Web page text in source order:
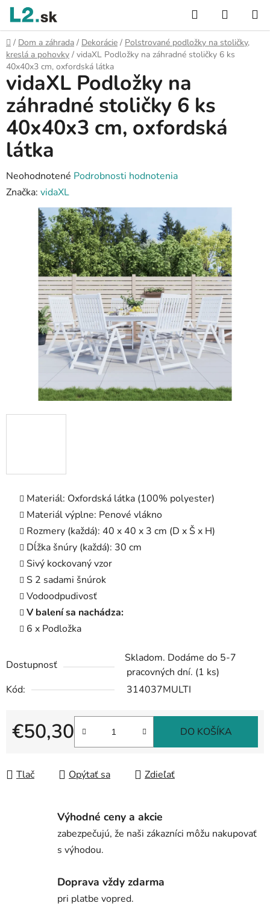
Prejsť
obsah
Hľadať
KOŠÍK
Domov
/ Dom a záhrada / Dekorácie / Polstrované podložky na stoličky,
kreslá a pohovky / vidaXL Podložky na záhradné stoličky 6 ks
40x40x3 cm, oxfordská látka
Materiál: Oxfordská látka (100% polyester)
Materiál výplne: Penové vlákno
Rozmery (každá): 40 x 40 x 3 cm (D x Š x H)
Dĺžka šnúry (každá): 30 cm
Sivý kockovaný vzor
S 2 sadami šnúrok
Vodoodpudivosť
V balení sa nachádza:
6 x Podložka
Dostupnosť
Skladom. Dodáme do 5-7
pracovných dní. (1 ks)
Kód:
314037MULTI
€50,30
Jednotková cena:
DO KOŠÍKA
Tlač Opýtať sa Zdieľať
vidaXL Podložky na
záhradné stoličky 6 ks
40x40x3 cm, oxfordská
látka
Priemerné
hodnotenie
produktu
hviezdičiek.
Neohodnotené Podrobnosti hodnotenia
Značka: vidaXL
Výhodné ceny a akcie
zabezpečujú, že naši zákazníci môžu nakupovať
s výhodou.
Doprava vždy zdarma
pri platbe vopred.